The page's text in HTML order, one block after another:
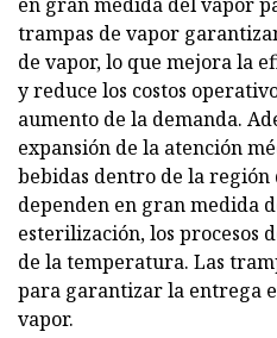
trampas de vapor
de vapor, lo que mejora la
y reduce los costos
aumento de la demanda.
expansión de la atención
bebidas dentro de la región
dependen en gran medida
esterilización, los procesos
de la temperatura. Las
para garantizar la entrega
vapor.